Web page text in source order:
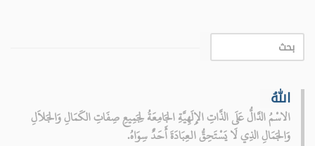
اللهُ
الاسْمُ الدَّالُّ عَلَى الذَّاتِ الإِلَهِيَّةِ الجَامِعَةُ لِجَمِيعِ صِفَاتِ الكَمَالِ وَالجَلاَلِ
وَالجَمَالِ الذِي لَا يَسْتَحِقُّ العِبَادَةَ أَحَدٌ سِوَاهُ.